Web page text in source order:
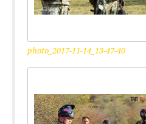
photo_2017-11-14_13-47-40